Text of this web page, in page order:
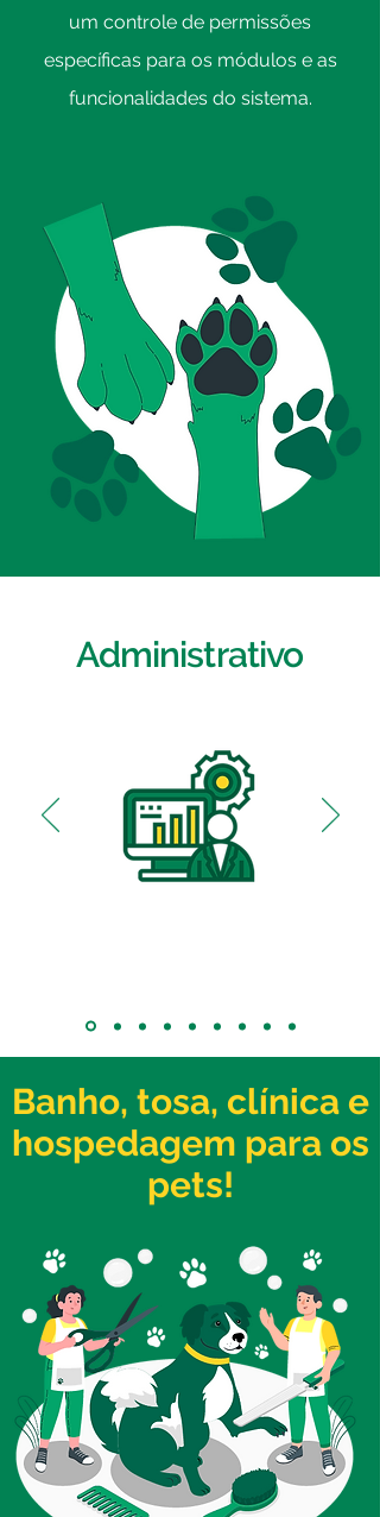
um controle de permissões
específicas para os módulos e as
funcionalidades do sistema.
Administrativo
Banho, tosa, clínica e
hospedagem para os
pets!